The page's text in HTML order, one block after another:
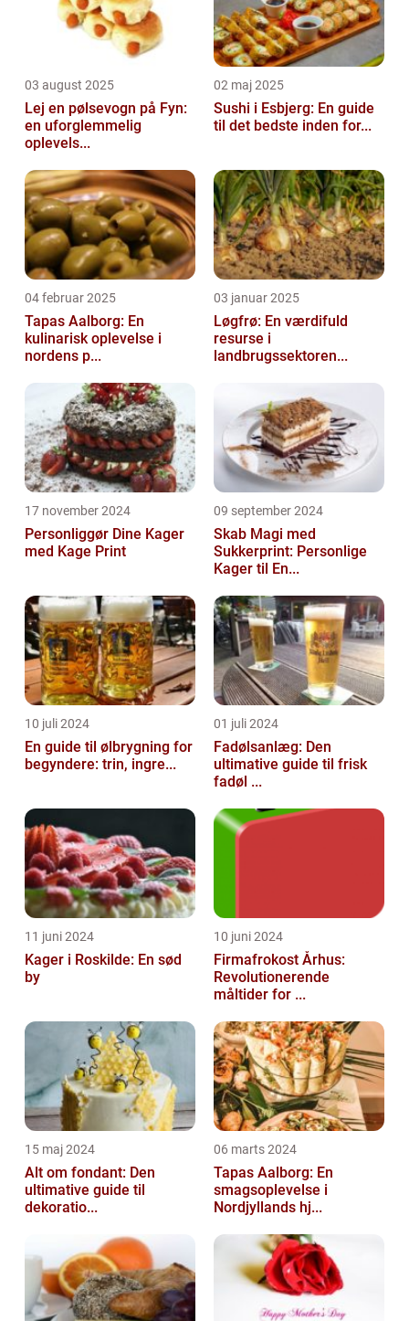
03 august 2025
Lej en pølsevogn på Fyn:
en uforglemmelig
oplevels...
02 maj 2025
Sushi i Esbjerg: En guide
til det bedste inden for...
04 februar 2025
Tapas Aalborg: En
kulinarisk oplevelse i
nordens p...
03 januar 2025
Løgfrø: En værdifuld
resurse i
landbrugssektoren...
17 november 2024
Personliggør Dine Kager
med Kage Print
09 september 2024
Skab Magi med
Sukkerprint: Personlige
Kager til En...
10 juli 2024
En guide til ølbrygning for
begyndere: trin, ingre...
01 juli 2024
Fadølsanlæg: Den
ultimative guide til frisk
fadøl ...
11 juni 2024
Kager i Roskilde: En sød
by
10 juni 2024
Firmafrokost Århus:
Revolutionerende
måltider for ...
15 maj 2024
Alt om fondant: Den
ultimative guide til
dekoratio...
06 marts 2024
Tapas Aalborg: En
smagsoplevelse i
Nordjyllands hj...